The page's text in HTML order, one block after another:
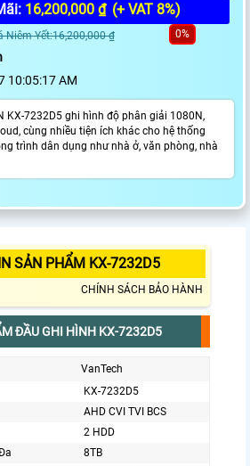
16,200,000 ₫ (+ VAT 8%)
Niêm Yết:16,200,000 ₫ 0%
10:05:17 AM
KX-7232D5 ghi hình độ phân giải 1080N,
cùng nhiều tiện ích khác cho hệ thống
trình dân dụng như nhà ở, văn phòng, nhà
SẢN PHẨM KX-7232D5
CHÍNH SÁCH BẢO HÀNH
ĐẦU GHI HÌNH KX-7232D5
VanTech
KX-7232D5
AHD CVI TVI BCS
2 HDD
8TB